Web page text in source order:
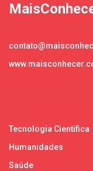
Tecnologia Científica
Humanidades
Saúde